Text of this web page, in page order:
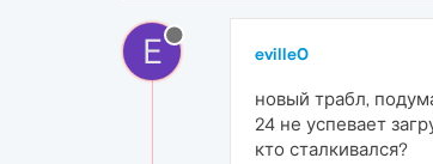
E eville0
новый трабл,
24 не успевает
кто сталкивался?